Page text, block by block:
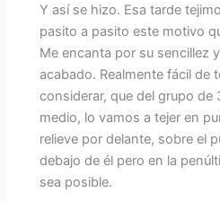
Y así se hizo. Esa tarde
pasito a pasito este motivo
Me encanta por su sencillez
acabado. Realmente fácil de
considerar, que del grupo de
medio, lo vamos a tejer en
relieve por delante, sobre el
debajo de él pero en la
sea posible.